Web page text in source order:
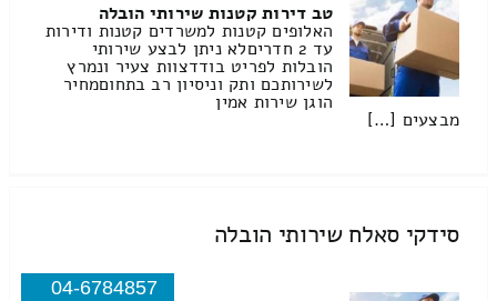
טב דירות קטנות שירותי הובלה
האלופים קטנות למשרדים קטנות ודירות
עד 2 חדריםלא ניתן לבצע שירותי
הובלות לפריט בודדצוות צעיר ונמרץ
לשירותכם ותק וניסיון רב בתחוםמחיר
הוגן שירות אמין
מבצעים […]
סידקי סאלח שירותי הובלה
04-6784857